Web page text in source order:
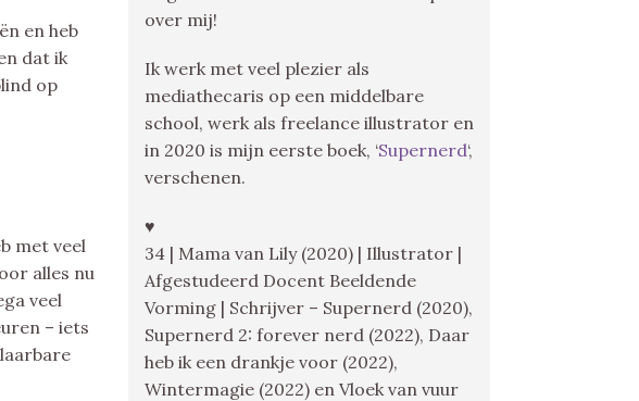
en heb
dat ik
op
met veel
alles nu
veel
– iets
over mij!
Ik werk met veel plezier als
mediathecaris op een middelbare
school, werk als freelance illustrator en
in 2020 is mijn eerste boek, ‘Supernerd‘,
verschenen.
♥
34 | Mama van Lily (2020) | Illustrator |
Afgestudeerd Docent Beeldende
Vorming | Schrijver – Supernerd (2020),
Supernerd 2: forever nerd (2022), Daar
heb ik een drankje voor (2022),
Wintermagie (2022) en Vloek van vuur